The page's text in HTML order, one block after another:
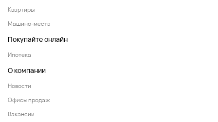
Квартиры
Машино-места
Покупайте онлайн
Ипотека
О компании
Новости
Офисы продаж
Вакансии